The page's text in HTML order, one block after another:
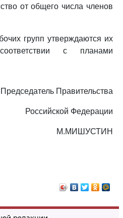
от общего числа членов
групп утверждаются их
с планами
Председатель Правительства
Российской Федерации
М.МИШУСТИН